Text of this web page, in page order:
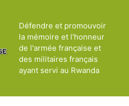
Défendre et promouvoir
la mémoire et l'honneur
de l'armée française et
des militaires français
ayant servi au Rwanda